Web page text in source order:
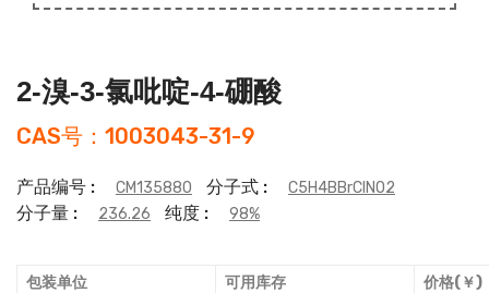
2-溴-3-氯吡啶-4-硼酸
CAS号：1003043-31-9
产品编号 : CM135880 分子式 : C5H4BBrClNO2
分子量 : 236.26 纯度 : 98%
包装单位 可用库存 价格(￥)